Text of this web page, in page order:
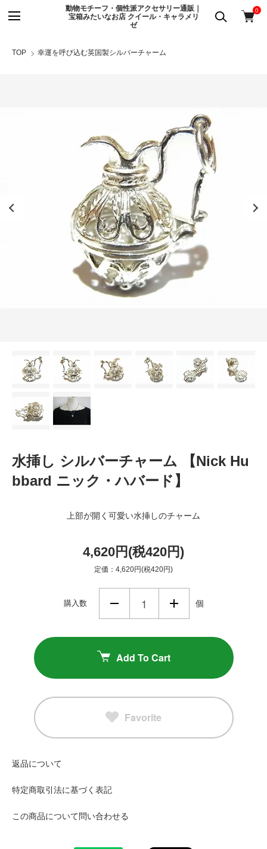
動物モチーフ・個性派アクセサリー通販｜
宝箱みたいなお店 クイール・キャラメリ
ゼ
0
TOP 幸運を呼び込む英国製シルバーチャーム
水挿し シルバーチャーム 【Nick Hu
bbard ニック・ハバード】
上部が開く可愛い水挿しのチャーム
4,620円(税420円)
定価：4,620円(税420円)
購入数 個
Add To Cart
Favorite
返品について
特定商取引法に基づく表記
この商品について問い合わせる